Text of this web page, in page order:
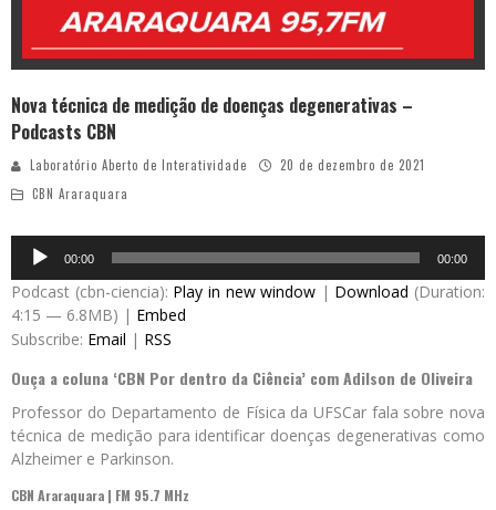
Nova técnica de medição de doenças degenerativas –
Podcasts CBN
Laboratório Aberto de Interatividade
20 de dezembro de 2021
CBN Araraquara
Audio
Player
00:00 00:00
Podcast (cbn-ciencia): Play in new window | Download (Duration:
4:15 — 6.8MB) | Embed
Subscribe: Email | RSS
Ouça a coluna ‘CBN Por dentro da Ciência’ com Adilson de Oliveira
Professor do Departamento de Física da UFSCar fala sobre nova
técnica de medição para identificar doenças degenerativas como
Alzheimer e Parkinson.
CBN Araraquara | FM 95.7 MHz